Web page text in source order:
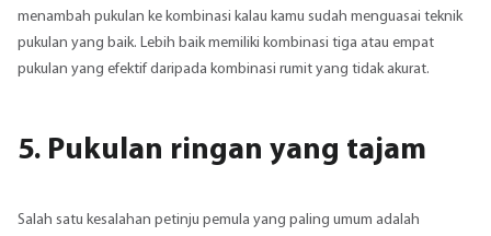
menambah pukulan ke kombinasi kalau kamu sudah menguasai teknik
pukulan yang baik. Lebih baik memiliki kombinasi tiga atau empat
pukulan yang efektif daripada kombinasi rumit yang tidak akurat.
5. Pukulan ringan yang tajam
Salah satu kesalahan petinju pemula yang paling umum adalah